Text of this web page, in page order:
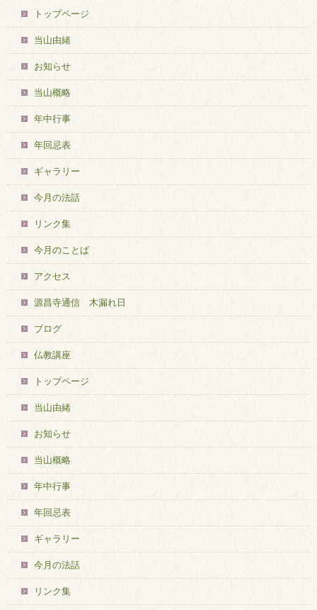
トップページ
当山由緒
お知らせ
当山概略
年中行事
年回忌表
ギャラリー
今月の法話
リンク集
今月のことば
アクセス
源昌寺通信 木漏れ日
ブログ
仏教講座
トップページ
当山由緒
お知らせ
当山概略
年中行事
年回忌表
ギャラリー
今月の法話
リンク集